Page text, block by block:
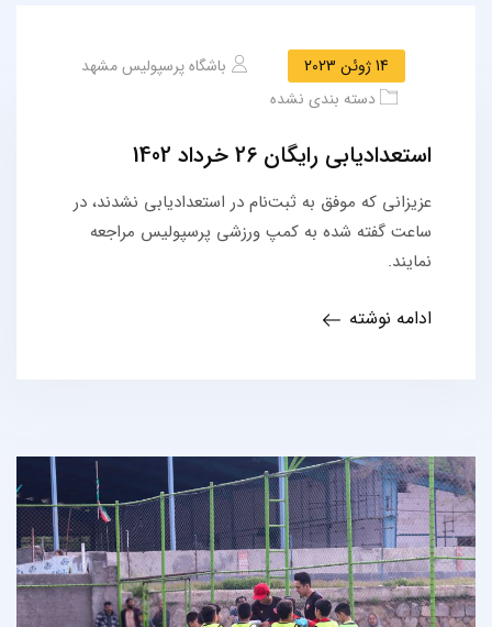
14 ژوئن 2023
باشگاه پرسپولیس مشهد
دسته بندی نشده
استعدادیابی رایگان 26 خرداد 1402
عزیزانی که موفق به ثبت‌نام در استعدادیابی نشدند، در
ساعت گفته شده به کمپ ورزشی پرسپولیس مراجعه
نمایند.
ادامه نوشته